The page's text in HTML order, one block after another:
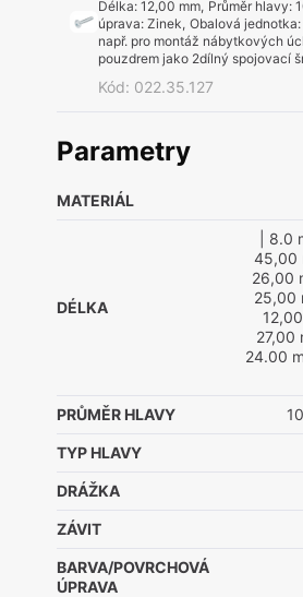
Délka:12,00 mm, Průměr hlavy:
úprava:Zinek, Obalová jednotka
např. pro montáž nábytkových
pouzdrem jako 2dílný spojovací
Kód: 022.35.127
Parametry
MATERIÁL
DÉLKA
| 8.0
45,00
26,00
25,00
27,00
24.00
PRŮMĚR HLAVY
TYP HLAVY
DRÁŽKA
ZÁVIT
BARVA/POVRCHOVÁ
ÚPRAVA